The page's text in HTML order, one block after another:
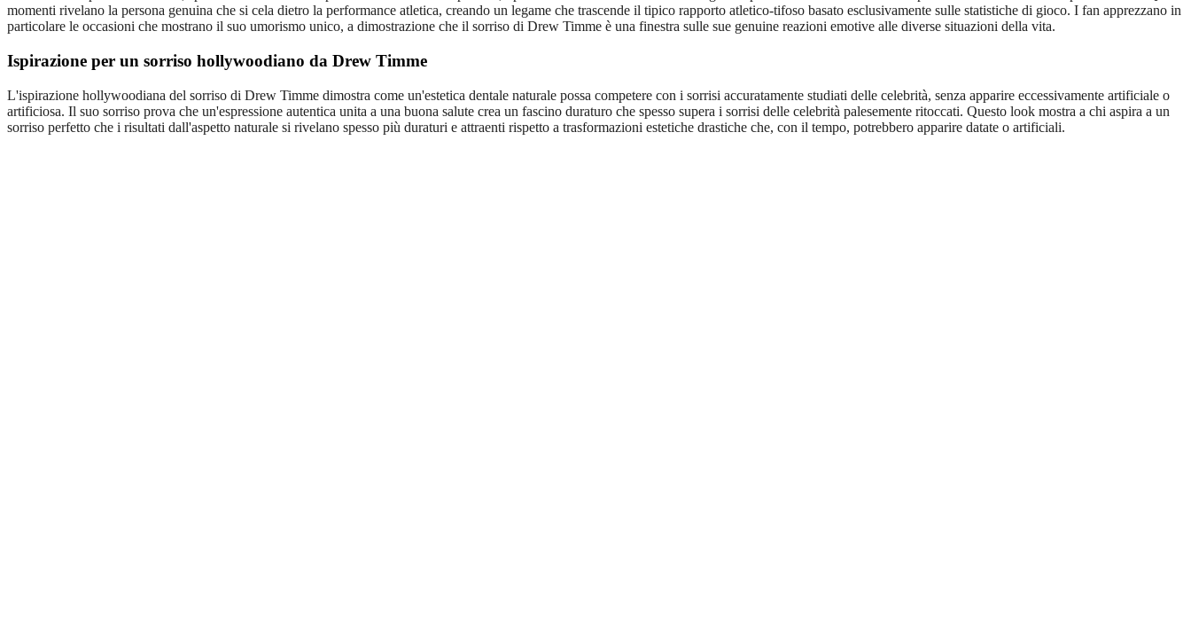
momenti rivelano la persona genuina che si cela dietro la performance atletica, creando un legame che trascende il tipico rapporto atletico-tifoso basato esclusivamente sulle statistiche di gioco. I fan apprezzano in
particolare le occasioni che mostrano il suo umorismo unico, a dimostrazione che il sorriso di Drew Timme è una finestra sulle sue genuine reazioni emotive alle diverse situazioni della vita.
Ispirazione per un sorriso hollywoodiano da Drew Timme
L'ispirazione hollywoodiana del sorriso di Drew Timme dimostra come un'estetica dentale naturale possa competere con i sorrisi accuratamente studiati delle celebrità, senza apparire eccessivamente artificiale o
artificiosa. Il suo sorriso prova che un'espressione autentica unita a una buona salute crea un fascino duraturo che spesso supera i sorrisi delle celebrità palesemente ritoccati. Questo look mostra a chi aspira a un
sorriso perfetto che i risultati dall'aspetto naturale si rivelano spesso più duraturi e attraenti rispetto a trasformazioni estetiche drastiche che, con il tempo, potrebbero apparire datate o artificiali.